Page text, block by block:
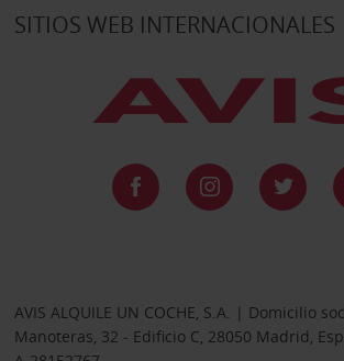
SITIOS WEB INTERNACIONALES
AVIS ALQUILE UN COCHE, S.A. | Domicilio
Manoteras, 32 - Edificio C, 28050 Madrid,